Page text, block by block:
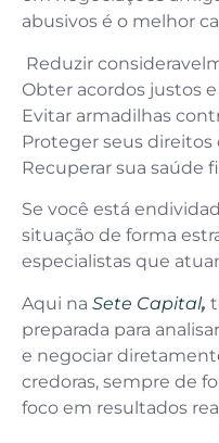
abusivos é o melhor
Reduzir
Obter acordos justos
Evitar armadilhas
Proteger seus
Recuperar sua saúde
Se você está
situação de forma
especialistas que
Aqui na Sete Capital,
preparada para
e negociar
credoras, sempre de
foco em resultados